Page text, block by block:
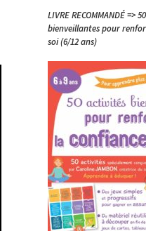
LIVRE RECOMMANDÉ =>
bienveillantes pour
soi (6/12 ans)